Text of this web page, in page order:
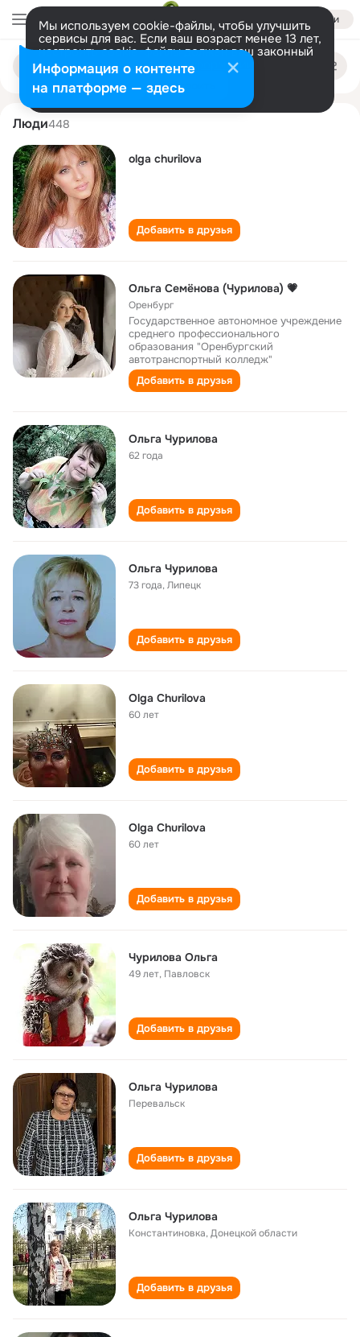
Войти
Мы используем cookie-файлы, чтобы улучшить
сервисы для вас. Если ваш возраст менее 13 лет,
настроить cookie-файлы должен ваш законный
представитель. Больше информации
Разрешить все Настроить
Поиск
людям
olga churilova
Люди448
olga churilova
Добавить в друзья
Ольга Семёнова (Чурилова) 💗
Оренбург
Государственное автономное учреждение
среднего профессионального
образования "Оренбургский
автотранспортный колледж"
Добавить в друзья
Ольга Чурилова
62 года
Добавить в друзья
Ольга Чурилова
73 года,Липецк
Добавить в друзья
Olga Churilova
60 лет
Добавить в друзья
Olga Churilova
60 лет
Добавить в друзья
Чурилова Ольга
49 лет, Павловск
Добавить в друзья
Ольга Чурилова
Перевальск
Добавить в друзья
Ольга Чурилова
Константиновка, Донецкой области
Добавить в друзья
Информация о контенте
на платформе — здесь